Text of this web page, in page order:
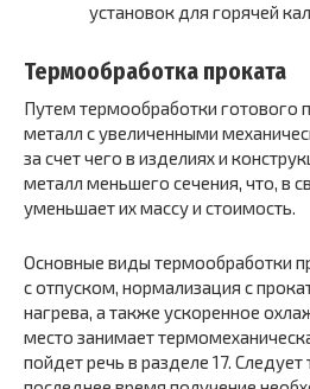
установок для горячей
Термообработка проката
Путем термообработки готового
металл с увеличенными
за счет чего в изделиях и
металл меньшего сечения, что, в
уменьшает их массу и стоимость.
Основные виды термообработки
с отпуском, нормализация с
нагрева, а также ускоренное
место занимает
пойдет речь в разделе 17.